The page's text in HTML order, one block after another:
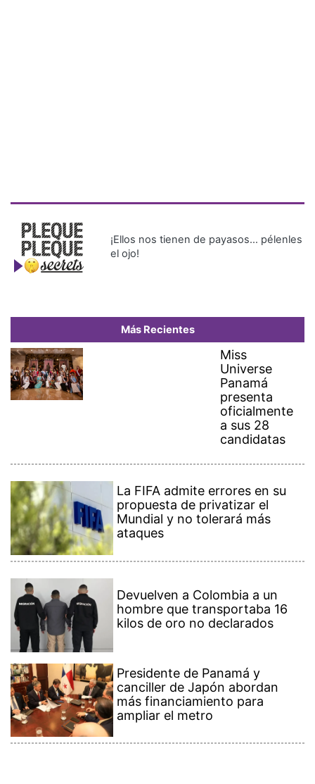
¡Ellos nos tienen de payasos… pélenles
el ojo!
Más Recientes
Miss
Universe
Panamá
presenta
oficialmente
a sus 28
candidatas
La FIFA admite errores en su
propuesta de privatizar el
Mundial y no tolerará más
ataques
Devuelven a Colombia a un
hombre que transportaba 16
kilos de oro no declarados
Presidente de Panamá y
canciller de Japón abordan
más financiamiento para
ampliar el metro